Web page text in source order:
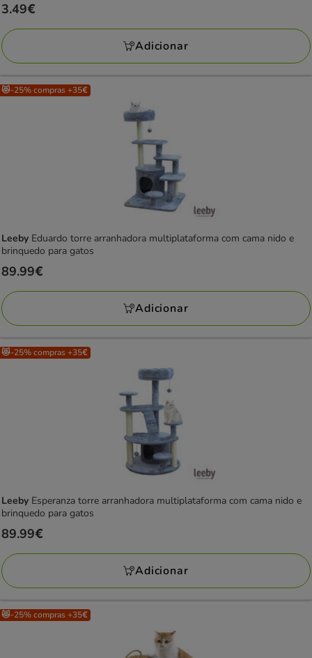
Preço
3.49€
3.49€
Adicionar
😻-25% compras +35€
Leeby Eduardo torre arranhadora multiplataforma com cama nido e
brinquedo para gatos
Preço
89.99€
89.99€
Adicionar
😻-25% compras +35€
Leeby Esperanza torre arranhadora multiplataforma com cama nido e
brinquedo para gatos
Preço
89.99€
89.99€
Adicionar
😻-25% compras +35€